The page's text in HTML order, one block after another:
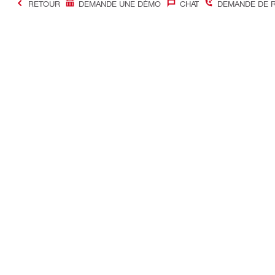
RETOUR DEMANDE UNE DÉMO CHAT DEMANDE DE